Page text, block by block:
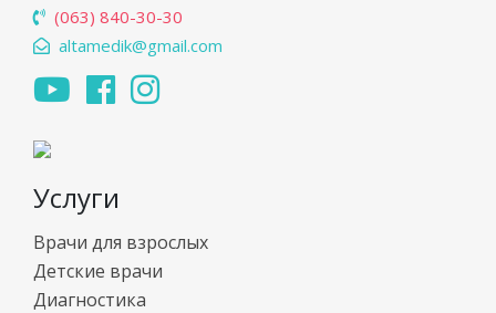
(063) 840-30-30
altamedik@gmail.com
Услуги
Врачи для взрослых
Детские врачи
Диагностика